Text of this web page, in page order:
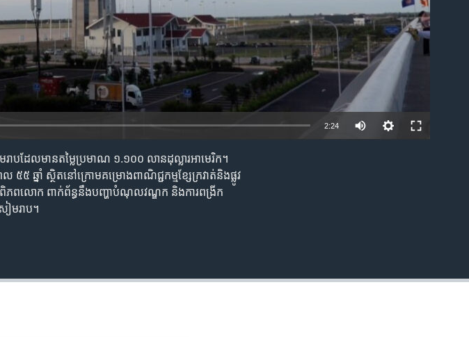
2:24
មរាបដែលមានតម្លៃប្រមាណ ១.១០០ លានដុល្លារអាមេរិក។
ឆ្នាំ ស្ថិតនៅក្រោមគម្រោងពាណិជ្ជកម្មខ្សែក្រវាត់និងផ្លូវ
ពលោក ពាក់ព័ន្ធនឹងបញ្ហាបំណុលវណ្ឌក និងការពង្រីក
មរាប។